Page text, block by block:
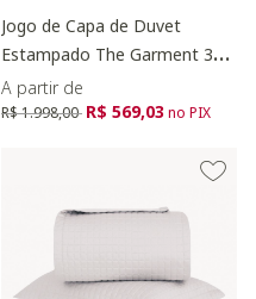
Jogo de Capa de Duvet
Estampado The Garment 300
fios
A partir de
Preço reduzido de
R$ 1.998,00 para
R$ 569,03no PIX